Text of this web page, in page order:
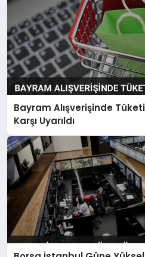
Bayram Alışverişinde
Karşı Uyarıldı